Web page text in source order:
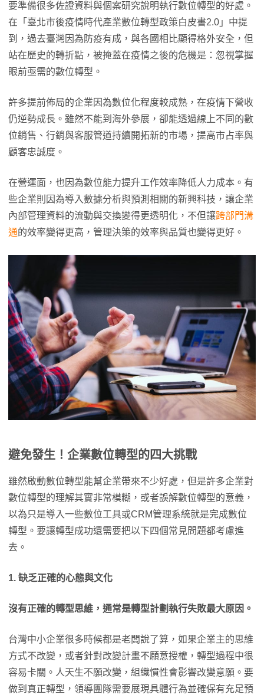
要準備很多佐證資料與個案研究說明執行數位轉型的好處。
在「臺北市後疫情時代產業數位轉型政策白皮書2.0」中提
到，過去臺灣因為防疫有成，與各國相比顯得格外安全，但
站在歷史的轉折點，被掩蓋在疫情之後的危機是：忽視掌握
眼前亟需的數位轉型。
許多提前佈局的企業因為數位化程度較成熟，在疫情下營收
仍逆勢成長。雖然不能到海外參展，卻能透過線上不同的數
位銷售、行銷與客服管道持續開拓新的市場，提高市占率與
顧客忠誠度。
在營運面，也因為數位能力提升工作效率降低人力成本。有
些企業則因為導入數據分析與預測相關的新興科技，讓企業
內部管理資料的流動與交換變得更透明化，不但讓跨部門溝
通的效率變得更高，管理決策的效率與品質也變得更好。
避免發生！ 企業數位轉型的四大挑戰
雖然啟動數位轉型能幫企業帶來不少好處，但是許多企業對
數位轉型的理解其實非常模糊，或者誤解數位轉型的意義，
以為只是導入一些數位工具或CRM管理系統就是完成數位
轉型。要讓轉型成功還需要把以下四個常見問題都考慮進
去。
1. 缺乏正確的心態與文化
沒有正確的轉型思維，通常是轉型計劃執行失敗最大原因。
台灣中小企業很多時候都是老闆說了算，如果企業主的思維
方式不改變，或者針對改變計畫不願意授權，轉型過程中很
容易卡關。人天生不願改變，組織慣性會影響改變意願。要
做到真正轉型，領導團隊需要展現具體行為並確保有充足預